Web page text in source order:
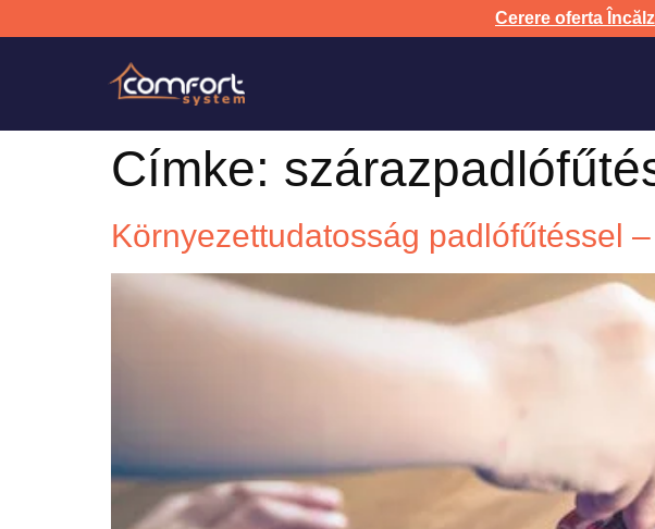
Cerere oferta
Címke:
Környezettudatosság padlófűtéssel